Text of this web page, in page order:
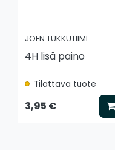
JOEN TUKKUTIIMI
4H lisä paino
Tilattava tuote
3,95 €